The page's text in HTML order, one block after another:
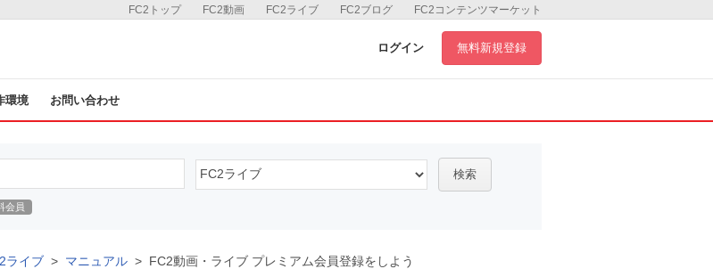
FC2コンテンツマーケット
FC2ブログ
FC2ライブ
FC2動画
FC2トップ
ログイン 無料新規登録
環境 お問い合わせ
検索
会員
ライブ マニュアル FC2動画・ライブ プレミアム会員登録をしよう